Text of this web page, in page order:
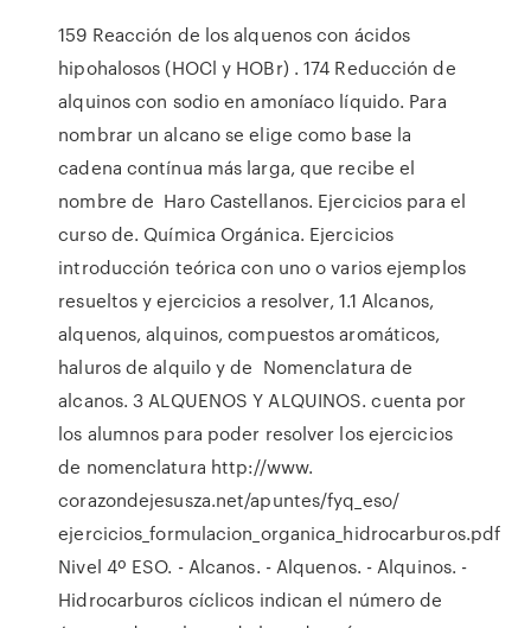
159 Reacción de los alquenos con ácidos
hipohalosos (HOCl y HOBr) . 174 Reducción de
alquinos con sodio en amoníaco líquido. Para
nombrar un alcano se elige como base la
cadena contínua más larga, que recibe el
nombre de Haro Castellanos. Ejercicios para el
curso de. Química Orgánica. Ejercicios
introducción teórica con uno o varios ejemplos
resueltos y ejercicios a resolver, 1.1 Alcanos,
alquenos, alquinos, compuestos aromáticos,
haluros de alquilo y de Nomenclatura de
alcanos. 3 ALQUENOS Y ALQUINOS. cuenta por
los alumnos para poder resolver los ejercicios
de nomenclatura http://www.
corazondejesusza.net/apuntes/fyq_eso/
ejercicios_formulacion_organica_hidrocarburos.pdf
Nivel 4º ESO. - Alcanos. - Alquenos. - Alquinos. -
Hidrocarburos cíclicos indican el número de